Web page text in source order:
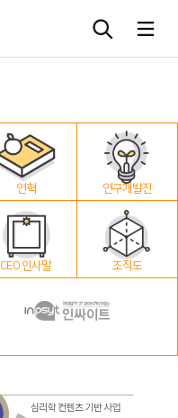
연혁 연구개발진
CEO 인사말 조직도